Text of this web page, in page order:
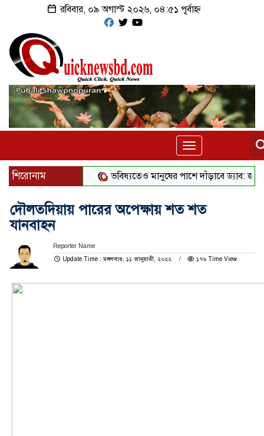
রবিবার, ০৯ অগাস্ট ২০২৬, ০৪:৫১ পূর্বাহ্ন
Toggle
navigation
শিরোনাম ভবিষ্যতেও মানুষের পাশে দাঁড়াবে ড্যাব: জুবাইদা
দৌলতদিয়ায় পারের অপেক্ষায় শত শত
যানবাহন
Reporter Name
Update Time : মঙ্গলবার, ১১ জানুয়ারী, ২০২২
১৭৬ Time View